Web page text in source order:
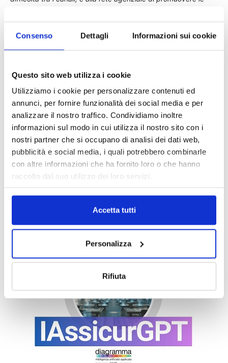
Consenso Dettagli Informazioni sui cookie
Questo sito web utilizza i cookie
Utilizziamo i cookie per personalizzare contenuti ed
annunci, per fornire funzionalità dei social media e per
analizzare il nostro traffico. Condividiamo inoltre
informazioni sul modo in cui utilizza il nostro sito con i
nostri partner che si occupano di analisi dei dati web,
pubblicità e social media, i quali potrebbero combinarle
con altre informazioni che ha fornito loro o che hanno
raccolto dal suo utilizzo dei loro servizi.
Accetta tutti
Personalizza
Rifiuta
Massimiliano Livi, Managing Director, di Accenture.
TAGS Accenture Blockchain Innovazione
InsurTech
news
peer to peer